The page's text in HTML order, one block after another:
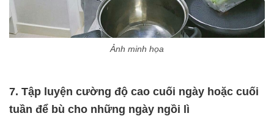
Ảnh minh họa
7. Tập luyện cường độ cao cuối ngày hoặc cuối
tuần để bù cho những ngày ngồi lì